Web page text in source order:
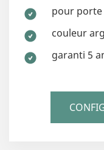
pour porte
couleur
garanti 5